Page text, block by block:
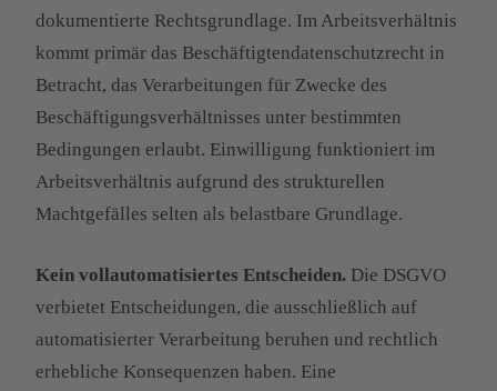
dokumentierte Rechtsgrundlage. Im Arbeitsverhältnis
kommt primär das Beschäftigtendatenschutzrecht in
Betracht, das Verarbeitungen für Zwecke des
Beschäftigungsverhältnisses unter bestimmten
Bedingungen erlaubt. Einwilligung funktioniert im
Arbeitsverhältnis aufgrund des strukturellen
Machtgefälles selten als belastbare Grundlage.
Kein vollautomatisiertes Entscheiden. Die DSGVO
verbietet Entscheidungen, die ausschließlich auf
automatisierter Verarbeitung beruhen und rechtlich
erhebliche Konsequenzen haben. Eine